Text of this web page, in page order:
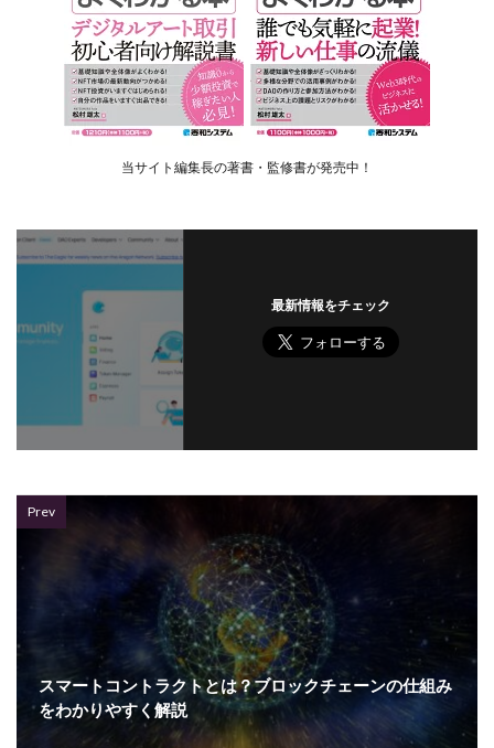
当サイト編集長の著書・監修書が発売中！
最新情報をチェック
Prev
スマートコントラクトとは？ブロックチェーンの仕組み
をわかりやすく解説